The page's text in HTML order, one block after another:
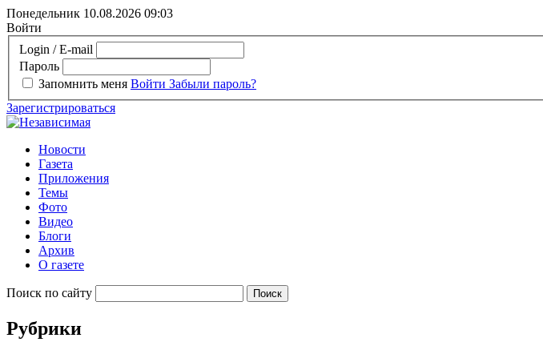
Понедельник 10.08.2026 09:03
Войти
Login / E-mail
Пароль
Запомнить меня Войти Забыли пароль?
Зарегистрироваться
Новости
Газета
Приложения
Темы
Фото
Видео
Блоги
Архив
О газете
Поиск по сайту
Рубрики